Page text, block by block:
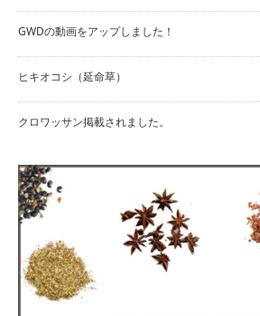
GWDの動画をアップしました！
ヒキオコシ（延命草）
クロワッサン掲載されました。